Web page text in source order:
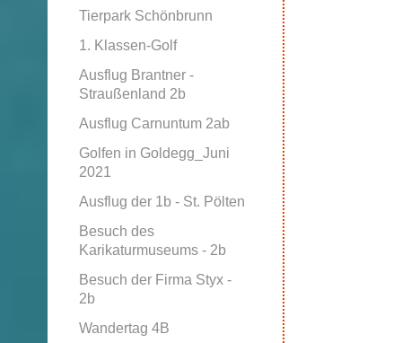
Tierpark Schönbrunn
1. Klassen-Golf
Ausflug Brantner -
Straußenland 2b
Ausflug Carnuntum 2ab
Golfen in Goldegg_Juni
2021
Ausflug der 1b - St. Pölten
Besuch des
Karikaturmuseums - 2b
Besuch der Firma Styx -
2b
Wandertag 4B